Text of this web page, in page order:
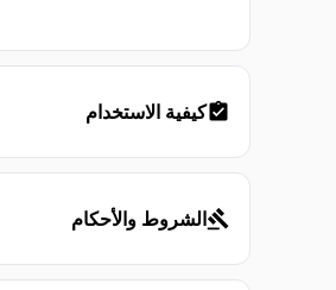
كيفية الاستخدام
الشروط والأحكام